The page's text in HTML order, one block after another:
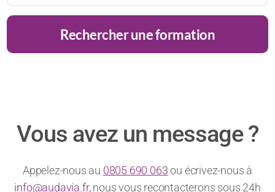
prisé
recruteurs
!
rester
charismatique
?
alpha
Rechercher une formation
Vous avez un message ?
Appelez-nous au 0805 690 063ou écrivez-nous à
info@audavia.fr, nous vous recontacterons sous 24h